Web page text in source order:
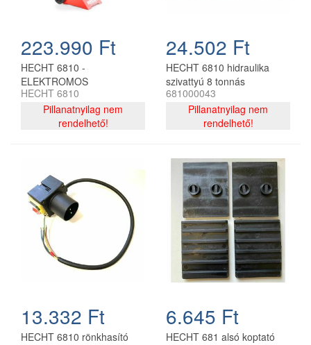
223.990 Ft
HECHT 6810 -
ELEKTROMOS
RÖNKHASÍTÓ 3000W 230V
HECHT 6810
Pillanatnyilag nem
rendelhető!
24.502 Ft
HECHT 6810 hidraulika
szivattyú 8 tonnás
rönkhasítóhoz
681000043
Pillanatnyilag nem
rendelhető!
13.332 Ft
HECHT 6810 rönkhasító
6.645 Ft
HECHT 681 alsó koptató